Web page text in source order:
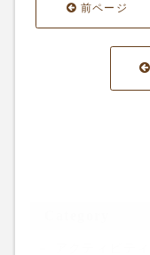
前ページ